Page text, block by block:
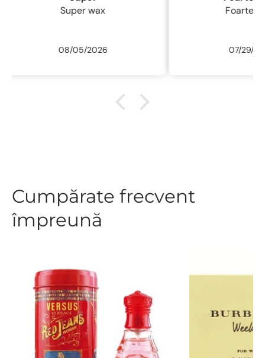
Excelentă
Cumpărate frecvent
împreună